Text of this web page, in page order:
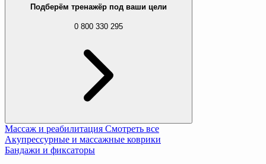
Подберём тренажёр под ваши цели
0 800 330 295
Массаж и реабилитация Смотреть все
Акупрессурные и массажные коврики
Бандажи и фиксаторы